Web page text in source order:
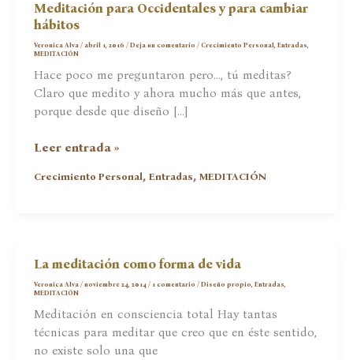
Meditación para Occidentales y para cambiar
hábitos
Veronica Alva/ abril 1, 2016/Deja un comentario /Crecimiento Personal,Entradas,
MEDITACIÓN
Hace poco me preguntaron pero…, tú meditas?
Claro que medito y ahora mucho más que antes,
porque desde que diseño […]
Meditación
Occidentales
hábitos
Leer entrada »
Crecimiento Personal,Entradas,MEDITACIÓN
La meditación como forma de vida
Veronica Alva/noviembre 24, 2014/ 1 comentario /Diseño propio,Entradas,
MEDITACIÓN
Meditación en consciencia total Hay tantas
técnicas para meditar que creo que en éste sentido,
no existe solo una que